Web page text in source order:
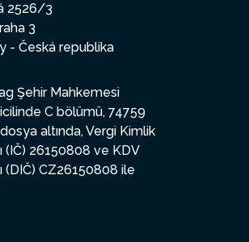
2526/3
3
- Česká republika
Şehir Mahkemesi
C bölümü, 74759
altında, Vergi Kimlik
(IČ) 26150808 ve KDV
(DIČ) CZ26150808 ile